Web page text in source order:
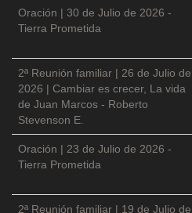
Oración | 30 de Julio de 2026 -
Tierra Prometida
2ª Reunión familiar | 26 de Julio de
2026 | Cambiar es crecer, La vida
de Juan Marcos - Roberto
Stevenson E.
Oración | 23 de Julio de 2026 -
Tierra Prometida
2ª Reunión familiar | 19 de Julio de